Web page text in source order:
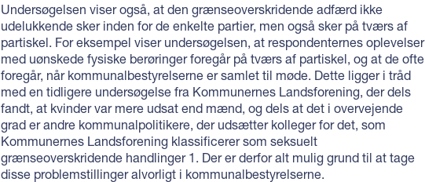
Undersøgelsen viser også, at den grænseoverskridende adfærd ikke
udelukkende sker inden for de enkelte partier, men også sker på tværs af
partiskel. For eksempel viser undersøgelsen, at respondenternes oplevelser
med uønskede fysiske berøringer foregår på tværs af partiskel, og at de ofte
foregår, når kommunalbestyrelserne er samlet til møde. Dette ligger i tråd
med en tidligere undersøgelse fra Kommunernes Landsforening, der dels
fandt, at kvinder var mere udsat end mænd, og dels at det i overvejende
grad er andre kommunalpolitikere, der udsætter kolleger for det, som
Kommunernes Landsforening klassificerer som seksuelt
grænseoverskridende handlinger 1. Der er derfor alt mulig grund til at tage
disse problemstillinger alvorligt i kommunalbestyrelserne.